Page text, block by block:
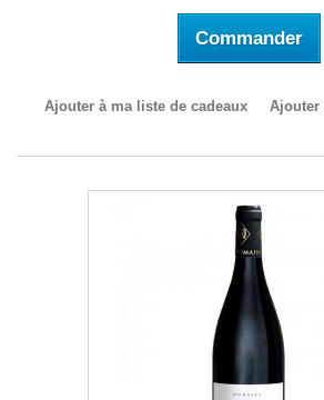
Commander
Ajouter à ma liste de cadeaux Ajouter